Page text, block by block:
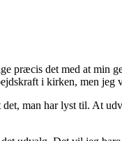
præcis det med at min
i kirken, men
man har lyst til. At